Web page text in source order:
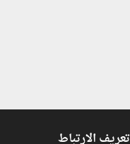
الارتباط